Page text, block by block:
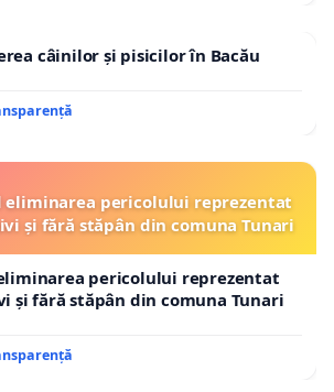
câinilor și pisicilor în Bacău
pericolului reprezentat
și fără stăpân din comuna Tunari
pericolului reprezentat
și fără stăpân din comuna Tunari